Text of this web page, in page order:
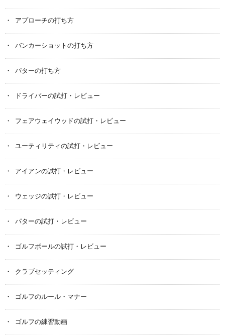
アプローチの打ち方
バンカーショットの打ち方
パターの打ち方
ドライバーの試打・レビュー
フェアウェイウッドの試打・レビュー
ユーティリティの試打・レビュー
アイアンの試打・レビュー
ウェッジの試打・レビュー
パターの試打・レビュー
ゴルフボールの試打・レビュー
クラブセッティング
ゴルフのルール・マナー
ゴルフの練習動画